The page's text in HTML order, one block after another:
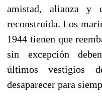
amistad, alianza y
reconstruida. Los
1944 tienen que
sin excepción
últimos vestigios
desaparecer para